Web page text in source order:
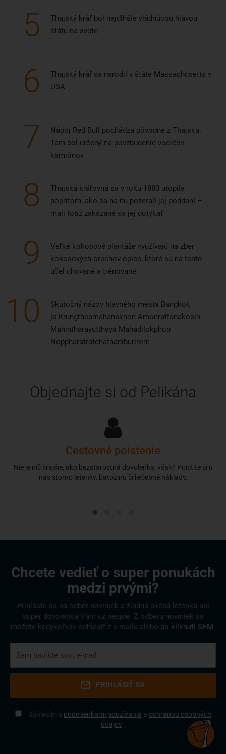
5
Thajský kráľ bol najdlhšie vládnúcou hlavou
štátu na svete
6
Thajský kráľ sa narodil v štáte Massachusetts v
USA
7
Nápoj Red Bull pochádza pôvodne z Thajska.
Tam bol určený na povzbudenie vodičov
kamiónov
8
Thajská kráľovná sa v roku 1880 utopila
popritom, ako sa na ňu pozerali jej poddaní –
mali totiž zakázané sa jej dotýkať
9
Veľké kokosové plantáže využívajú na zber
kokosových orechov opice, ktoré sú na tento
účel chované a trénované
10
Skutočný názov hlavného mesta Bangkok
je Krungthepmahanakhon Amonrattanakosin
Mahintharayutthaya Mahadilokphop
Noppharatratchathaniburirom
Objednajte si od Pelikána
Cestovné poistenie
Nie je nič krajšie, ako bezstarostná dovolenka, však? Poistite si u
nás storno letenky, batožinu či liečebné náklady.
Chcete vedieť o super ponukách
medzi prvými?
Prihláste sa na odber noviniek a žiadna akčná letenka ani
super dovolenka Vám už neujde. Z odberu noviniek sa
môžete kedykoľvek odhlásiť z e-mailu alebo po kliknutí SEM.
PRIHLÁSIŤ SA
Súhlasím s podmienkami používania a ochranou osobných
údajov